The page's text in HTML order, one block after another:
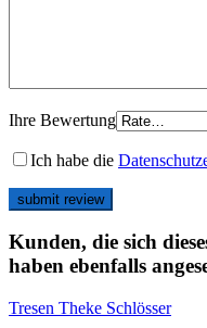
Ihre Bewertung
Ich habe die
Kunden, die sich
haben ebenfalls
Tresen Theke Schlösser